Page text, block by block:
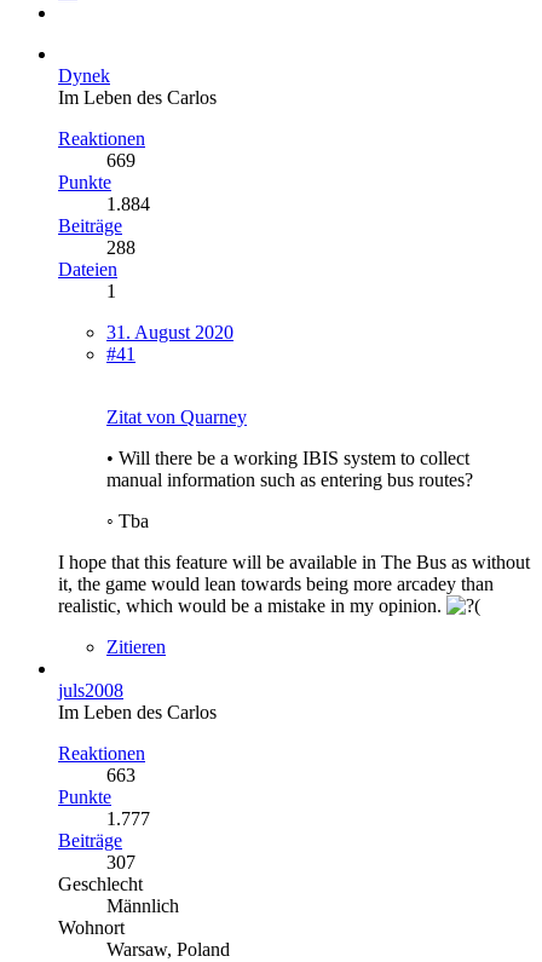
Dynek
Im Leben des Carlos
Reaktionen
669
Punkte
1.884
Beiträge
288
Dateien
1
31. August 2020
#41
Zitat von Quarney
• Will there be a working IBIS system to collect
manual information such as entering bus routes?
◦ Tba
I hope that this feature will be available in The Bus as without
it, the game would lean towards being more arcadey than
realistic, which would be a mistake in my opinion.
Zitieren
juls2008
Im Leben des Carlos
Reaktionen
663
Punkte
1.777
Beiträge
307
Geschlecht
Männlich
Wohnort
Warsaw, Poland